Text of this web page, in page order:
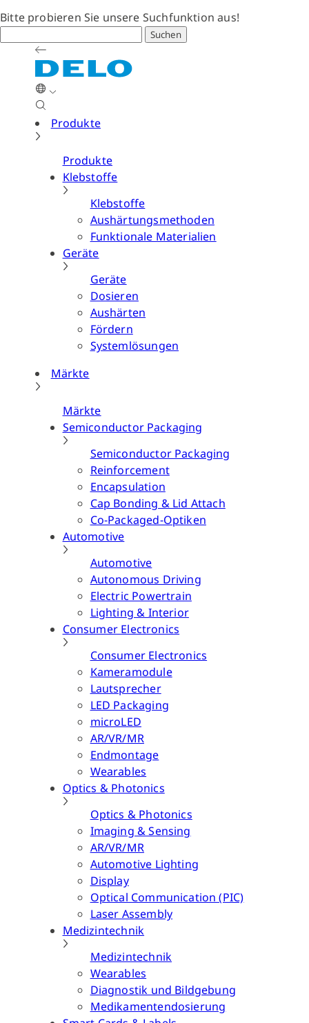
Bitte probieren Sie unsere Suchfunktion aus!
Suchen
Produkte
Produkte
Klebstoffe
Klebstoffe
Aushärtungsmethoden
Funktionale Materialien
Geräte
Geräte
Dosieren
Aushärten
Fördern
Systemlösungen
Märkte
Märkte
Semiconductor Packaging
Semiconductor Packaging
Reinforcement
Encapsulation
Cap Bonding & Lid Attach
Co-Packaged-Optiken
Automotive
Automotive
Autonomous Driving
Electric Powertrain
Lighting & Interior
Consumer Electronics
Consumer Electronics
Kameramodule
Lautsprecher
LED Packaging
microLED
AR/VR/MR
Endmontage
Wearables
Optics & Photonics
Optics & Photonics
Imaging & Sensing
AR/VR/MR
Automotive Lighting
Display
Optical Communication (PIC)
Laser Assembly
Medizintechnik
Medizintechnik
Wearables
Diagnostik und Bildgebung
Medikamentendosierung